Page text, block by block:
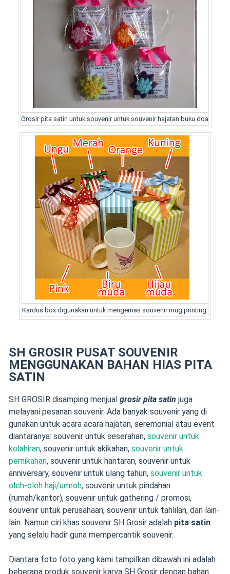
Grosir pita satin untuk souvenir untuk souvenir hajatan buku doa
Kardus box digunakan untuk mengemas souvenir mug printing.
SH GROSIR PUSAT SOUVENIR
MENGGUNAKAN BAHAN HIAS PITA
SATIN
SH GROSIR disamping menjual grosir pita satin juga
melayani pesanan souvenir. Ada banyak souvenir yang di
gunakan untuk acara acara hajatan, seremonial atau event
diantaranya: souvenir untuk seserahan, souvenir untuk
kelahiran, souvenir untuk akikahan, souvenir untuk
pernikahan, souvenir untuk hantaran, souvenir untuk
anniversary, souvenir untuk ulang tahun, souvenir untuk
oleh-oleh haji/umroh, souvenir untuk pindahan
(rumah/kantor), souvenir untuk gathering / promosi,
souvenir untuk perusahaan, souvenir untuk tahlilan, dan lain-
lain. Namun ciri khas souvenir SH Grosir adalah pita satin
yang selalu hadir guna mempercantik souvenir.
Diantara foto foto yang kami tampilkan dibawah ini adalah
beberapa produk souvenir karya SH Grosir dengan bahan